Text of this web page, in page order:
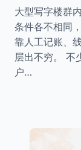
大型写字楼群
条件各不相同
靠人工记账、
层出不穷。 不
户…